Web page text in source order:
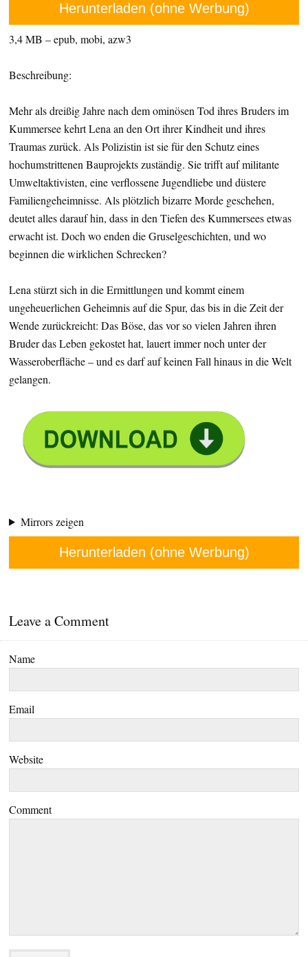
Herunterladen (ohne Werbung)
3,4 MB – epub, mobi, azw3
Beschreibung:
Mehr als dreißig Jahre nach dem ominösen Tod ihres Bruders im
Kummersee kehrt Lena an den Ort ihrer Kindheit und ihres
Traumas zurück. Als Polizistin ist sie für den Schutz eines
hochumstrittenen Bauprojekts zuständig. Sie trifft auf militante
Umweltaktivisten, eine verflossene Jugendliebe und düstere
Familiengeheimnisse. Als plötzlich bizarre Morde geschehen,
deutet alles darauf hin, dass in den Tiefen des Kummersees etwas
erwacht ist. Doch wo enden die Gruselgeschichten, und wo
beginnen die wirklichen Schrecken?
Lena stürzt sich in die Ermittlungen und kommt einem
ungeheuerlichen Geheimnis auf die Spur, das bis in die Zeit der
Wende zurückreicht: Das Böse, das vor so vielen Jahren ihren
Bruder das Leben gekostet hat, lauert immer noch unter der
Wasseroberfläche – und es darf auf keinen Fall hinaus in die Welt
gelangen.
Mirrors zeigen
Herunterladen (ohne Werbung)
Leave a Comment
Name
Email
Website
Comment